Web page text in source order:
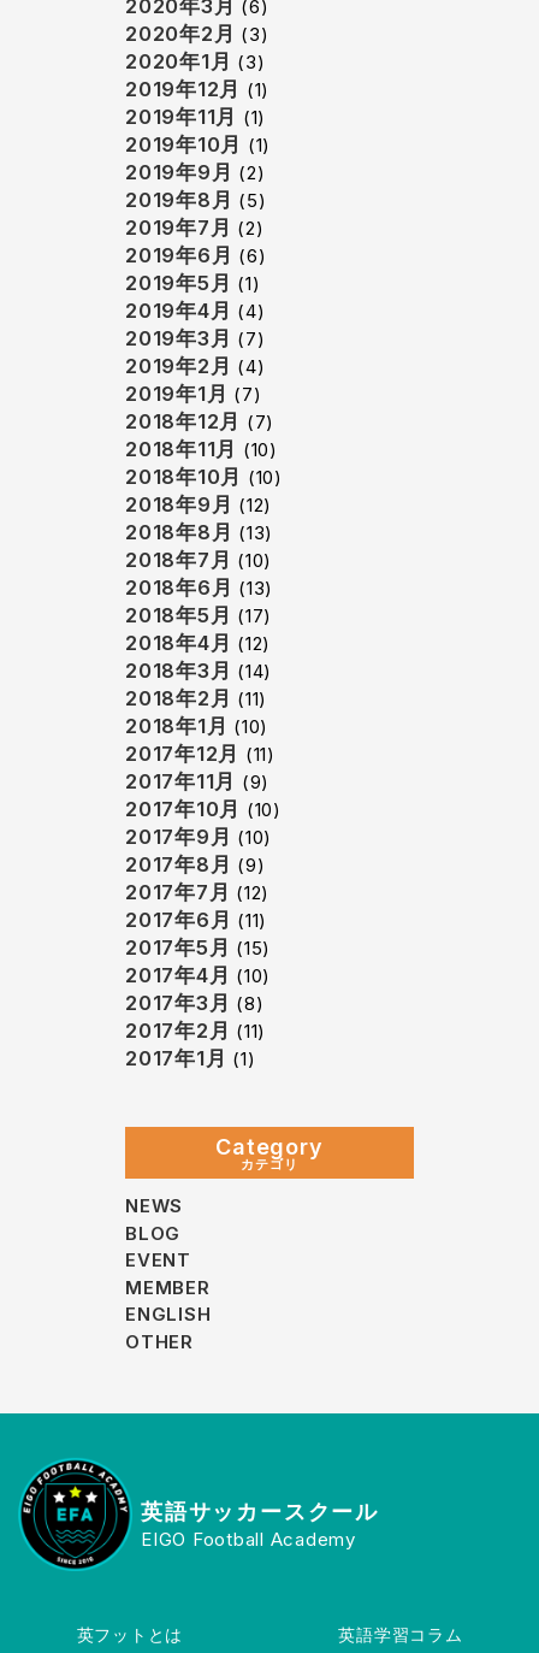
2020年3月 (6)
2020年2月 (3)
2020年1月 (3)
2019年12月 (1)
2019年11月 (1)
2019年10月 (1)
2019年9月 (2)
2019年8月 (5)
2019年7月 (2)
2019年6月 (6)
2019年5月 (1)
2019年4月 (4)
2019年3月 (7)
2019年2月 (4)
2019年1月 (7)
2018年12月 (7)
2018年11月 (10)
2018年10月 (10)
2018年9月 (12)
2018年8月 (13)
2018年7月 (10)
2018年6月 (13)
2018年5月 (17)
2018年4月 (12)
2018年3月 (14)
2018年2月 (11)
2018年1月 (10)
2017年12月 (11)
2017年11月 (9)
2017年10月 (10)
2017年9月 (10)
2017年8月 (9)
2017年7月 (12)
2017年6月 (11)
2017年5月 (15)
2017年4月 (10)
2017年3月 (8)
2017年2月 (11)
2017年1月 (1)
Category
カテゴリ
NEWS
BLOG
EVENT
MEMBER
ENGLISH
OTHER
英語サッカースクール
EIGO Football Academy
英フットとは 英語学習コラム